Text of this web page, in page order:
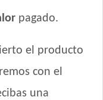
pagado.
el producto
con el
una